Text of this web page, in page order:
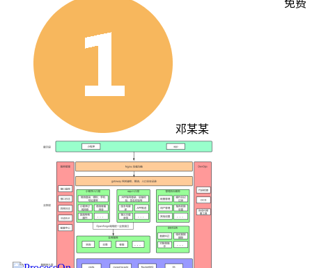
邓某某
免费